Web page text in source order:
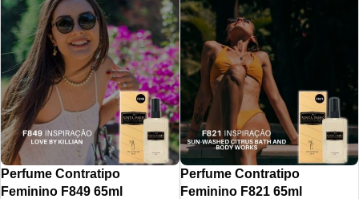
Perfume Contratipo
Feminino F849 65ml
Perfume Contratipo
Feminino F821 65ml